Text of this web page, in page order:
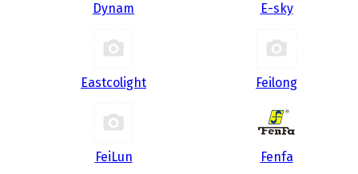
Dynam E-sky
Eastcolight Feilong
FeiLun Fenfa